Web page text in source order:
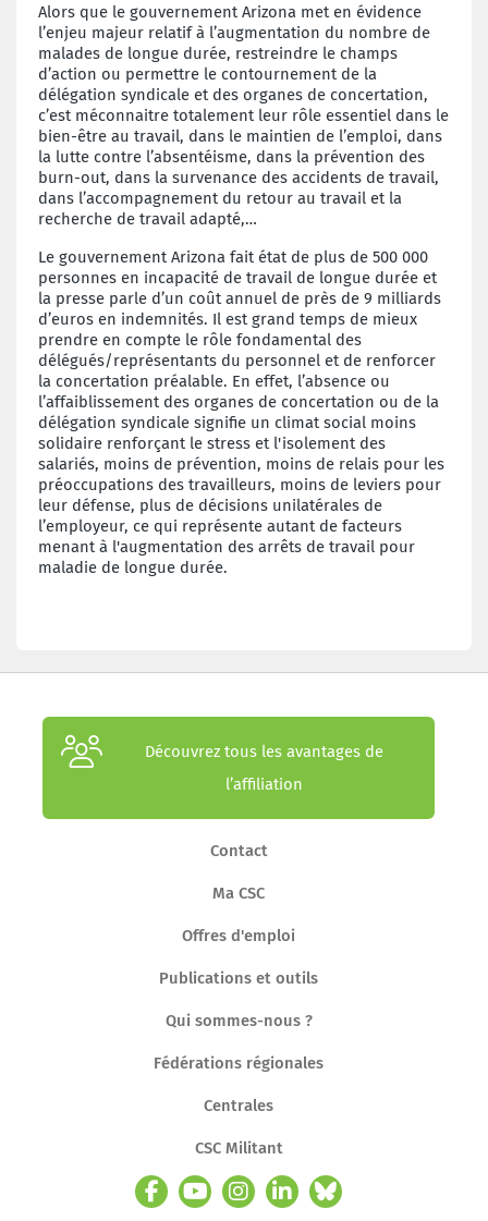
Alors que le gouvernement Arizona met en évidence
l’enjeu majeur relatif à l’augmentation du nombre de
malades de longue durée, restreindre le champs
d’action ou permettre le contournement de la
délégation syndicale et des organes de concertation,
c’est méconnaitre totalement leur rôle essentiel dans le
bien-être au travail, dans le maintien de l’emploi, dans
la lutte contre l’absentéisme, dans la prévention des
burn-out, dans la survenance des accidents de travail,
dans l’accompagnement du retour au travail et la
recherche de travail adapté,…
Le gouvernement Arizona fait état de plus de 500 000
personnes en incapacité de travail de longue durée et
la presse parle d’un coût annuel de près de 9 milliards
d’euros en indemnités. Il est grand temps de mieux
prendre en compte le rôle fondamental des
délégués/représentants du personnel et de renforcer
la concertation préalable. En effet, l’absence ou
l’affaiblissement des organes de concertation ou de la
délégation syndicale signifie un climat social moins
solidaire renforçant le stress et l'isolement des
salariés, moins de prévention, moins de relais pour les
préoccupations des travailleurs, moins de leviers pour
leur défense, plus de décisions unilatérales de
l’employeur, ce qui représente autant de facteurs
menant à l'augmentation des arrêts de travail pour
maladie de longue durée.
Découvrez tous les avantages de
l’affiliation
Contact
Ma CSC
Offres d'emploi
Publications et outils
Qui sommes-nous ?
Fédérations régionales
Centrales
CSC Militant